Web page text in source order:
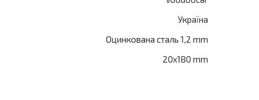
Україна
Оцинкована сталь 1,2 mm
20x180 mm